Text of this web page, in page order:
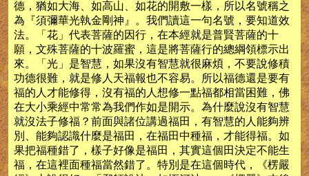
德，猶如大海、如高山、如花的開敷一樣，所以名號稱之
為『須彌華光執金剛神』。我們讀這一句名號，要知道效
法。「花」代表菩薩的因行，在本經就是普賢菩薩的十
願，文殊菩薩的十波羅蜜，這是將菩薩行的總綱領標示出
來。「光」是智慧，如果沒有智慧就很麻煩，不要說修積
功德很難，就是修人天福報也不容易。所以福德還是要有
福的人才能修得，沒有福的人想修一點福都相當困難，佛
在大小乘經中常常為我們作如是開示。為什麼說沒有智慧
就沒法子修福？前面與諸位講過福田，有智慧的人能夠辨
別、能夠認識什麼是福田，在福田中種福，才能得福。如
果把福種錯了，樣子好像是福田，其實這個田決定不能生
福，在這裡面種福當然錯了。特別是在這個時代，《楞嚴